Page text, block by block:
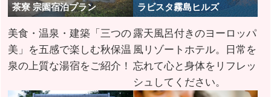
茶寮 宗園宿泊プラン
美食・温泉・建築「三つの
美」を五感で楽しむ秋保温
泉の上質な湯宿をご紹介！
ラビスタ霧島ヒルズ
露天風呂付きのヨーロッパ
風リゾートホテル。日常を
忘れて心と身体をリフレッ
シュしてください。